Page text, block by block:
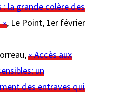
: la grande colère des
», Le Point, 1er février
« Accès aux
un
des entraves qui